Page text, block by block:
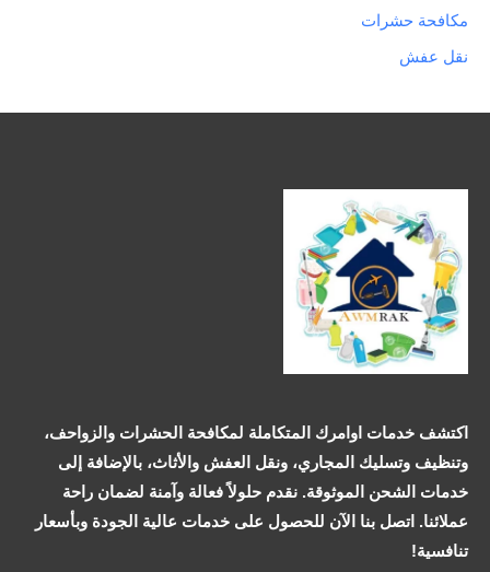
مكافحة حشرات
نقل عفش
اكتشف خدمات اوامرك المتكاملة لمكافحة الحشرات والزواحف،
وتنظيف وتسليك المجاري، ونقل العفش والأثاث، بالإضافة إلى
خدمات الشحن الموثوقة. نقدم حلولاً فعالة وآمنة لضمان راحة
عملائنا. اتصل بنا الآن للحصول على خدمات عالية الجودة وبأسعار
تنافسية!